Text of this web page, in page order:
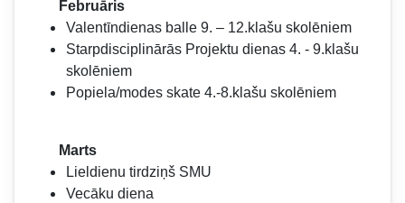
Februāris
Valentīndienas balle 9. – 12.klašu skolēniem
Starpdisciplinārās Projektu dienas 4. - 9.klašu
skolēniem
Popiela/modes skate 4.-8.klašu skolēniem
Marts
Lieldienu tirdziņš SMU
Vecāku diena